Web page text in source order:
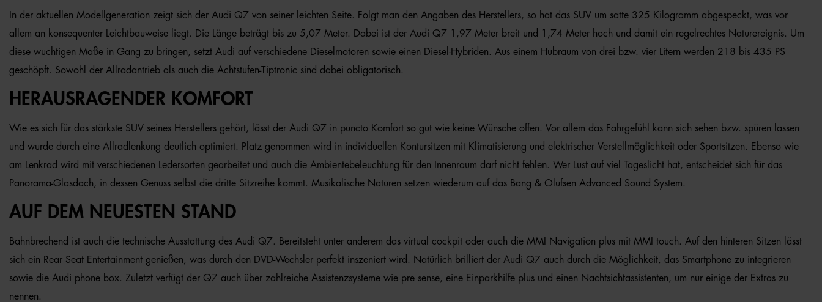
In der aktuellen Modellgeneration zeigt sich der Audi Q7 von seiner leichten Seite. Folgt man den Angaben des Herstellers, so hat das SUV um satte 325 Kilogramm abgespeckt, was vor
allem an konsequenter Leichtbauweise liegt. Die Länge beträgt bis zu 5,07 Meter. Dabei ist der Audi Q7 1,97 Meter breit und 1,74 Meter hoch und damit ein regelrechtes Naturereignis. Um
diese wuchtigen Maße in Gang zu bringen, setzt Audi auf verschiedene Dieselmotoren sowie einen Diesel-Hybriden. Aus einem Hubraum von drei bzw. vier Litern werden 218 bis 435 PS
geschöpft. Sowohl der Allradantrieb als auch die Achtstufen-Tiptronic sind dabei obligatorisch.
HERAUSRAGENDER KOMFORT
Wie es sich für das stärkste SUV seines Herstellers gehört, lässt der Audi Q7 in puncto Komfort so gut wie keine Wünsche offen. Vor allem das Fahrgefühl kann sich sehen bzw. spüren lassen
und wurde durch eine Allradlenkung deutlich optimiert. Platz genommen wird in individuellen Kontursitzen mit Klimatisierung und elektrischer Verstellmöglichkeit oder Sportsitzen. Ebenso wie
am Lenkrad wird mit verschiedenen Ledersorten gearbeitet und auch die Ambientebeleuchtung für den Innenraum darf nicht fehlen. Wer Lust auf viel Tageslicht hat, entscheidet sich für das
Panorama-Glasdach, in dessen Genuss selbst die dritte Sitzreihe kommt. Musikalische Naturen setzen wiederum auf das Bang & Olufsen Advanced Sound System.
AUF DEM NEUESTEN STAND
Bahnbrechend ist auch die technische Ausstattung des Audi Q7. Bereitsteht unter anderem das virtual cockpit oder auch die MMI Navigation plus mit MMI touch. Auf den hinteren Sitzen lässt
sich ein Rear Seat Entertainment genießen, was durch den DVD-Wechsler perfekt inszeniert wird. Natürlich brilliert der Audi Q7 auch durch die Möglichkeit, das Smartphone zu integrieren
sowie die Audi phone box. Zuletzt verfügt der Q7 auch über zahlreiche Assistenzsysteme wie pre sense, eine Einparkhilfe plus und einen Nachtsichtassistenten, um nur einige der Extras zu
nennen.